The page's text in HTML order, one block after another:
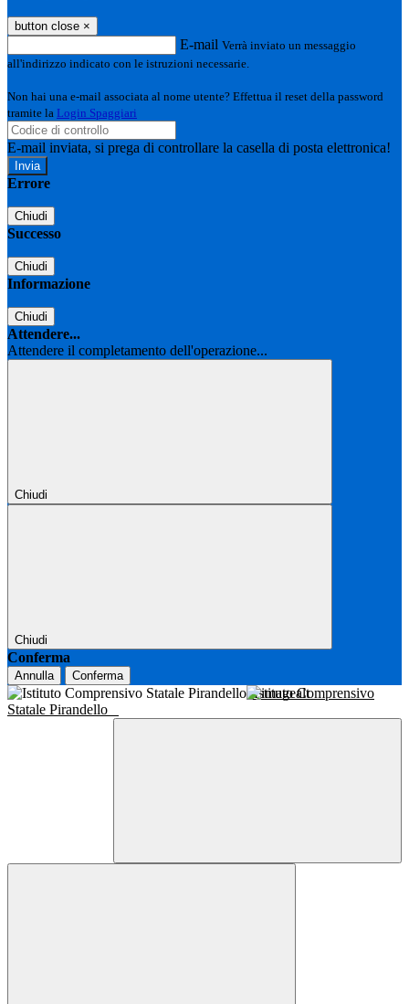
button close ×
E-mail Verrà inviato un messaggio
all'indirizzo indicato con le istruzioni necessarie.
Non hai una e-mail associata al nome utente? Effettua il reset della password
tramite la Login Spaggiari
E-mail inviata, si prega di controllare la casella di posta elettronica!
Errore
Chiudi
Successo
Chiudi
Informazione
Chiudi
Attendere...
Attendere il completamento dell'operazione...
Chiudi
Chiudi
Conferma
Annulla Conferma
Istituto Comprensivo
Statale Pirandello